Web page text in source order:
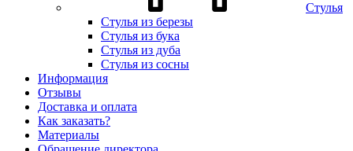
Стулья
Стулья из березы
Стулья из бука
Стулья из дуба
Стулья из сосны
Информация
Отзывы
Доставка и оплата
Как заказать?
Материалы